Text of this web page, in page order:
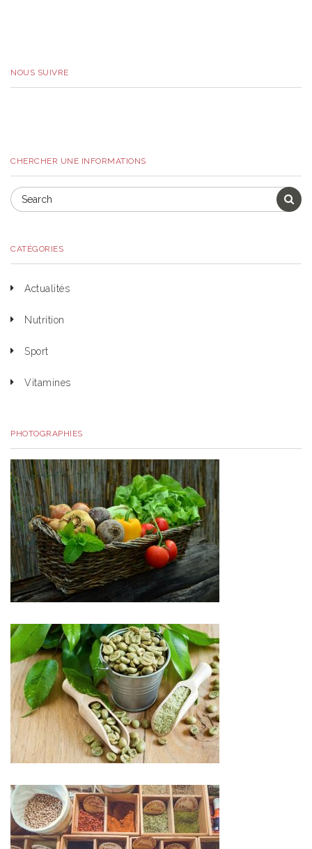
NOUS SUIVRE
CHERCHER UNE INFORMATIONS
CATÉGORIES
Actualités
Nutrition
Sport
Vitamines
PHOTOGRAPHIES